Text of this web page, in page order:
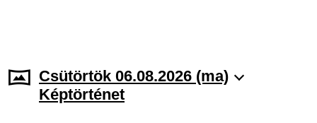
Csütörtök 06.08.2026 (ma)
Képtörténet